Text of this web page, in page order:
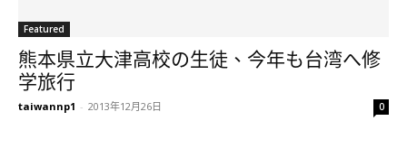
Featured
熊本県立大津高校の生徒、今年も台湾へ修
学旅行
taiwannp1 - 2013年12月26日 0